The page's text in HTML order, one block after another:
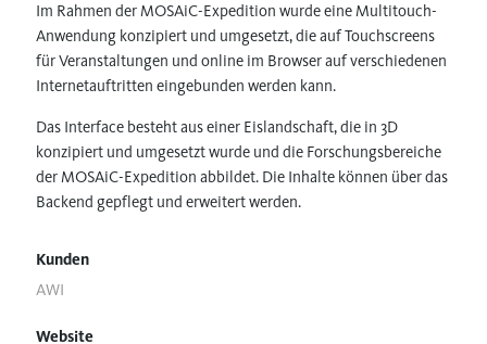
Im Rahmen der MOSAiC-Expedition wurde eine Multitouch-
Anwendung konzipiert und umgesetzt, die auf Touchscreens
für Veranstaltungen und online im Browser auf verschiedenen
Internetauftritten eingebunden werden kann.
Das Interface besteht aus einer Eislandschaft, die in 3D
konzipiert und umgesetzt wurde und die Forschungsbereiche
der MOSAiC-Expedition abbildet. Die Inhalte können über das
Backend gepflegt und erweitert werden.
Kunden
AWI
Website